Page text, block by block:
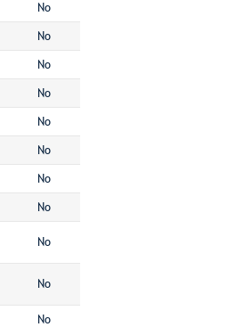
No
No
No
No
No
No
No
No
No
No
No